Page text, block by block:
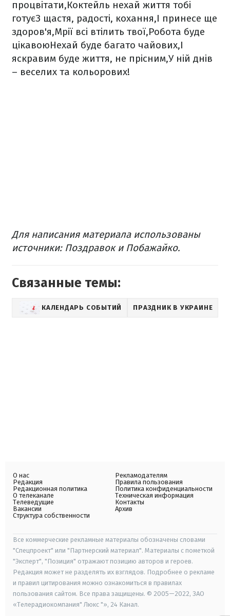
процвітати,Коктейль нехай життя тобі
готуєЗ щастя, радості, кохання,І принесе ще
здоров'я,Мрії всі втілить твої,Робота буде
цікавоюНехай буде багато чайових,І
яскравим буде життя, не прісним,У ній днів
– веселих та кольорових!
Для написания материала использованы
источники: Поздравок и Побажайко.
Связанные темы:
КАЛЕНДАРЬ СОБЫТИЙ ПРАЗДНИК В УКРАИНЕ
О нас
Редакция
Редакционная политика
О телеканале
Телеведущие
Вакансии
Структура собственности
Рекламодателям
Правила пользования
Политика конфиденциальности
Техническая информация
Контакты
Архив
Все коммерческие рекламные материалы обозначены словами
"Спецпроект" или "Партнерский материал". Материалы с пометкой
"Эксперт", "Позиция" отражают позицию авторов и героев.
Редакция может не разделять их взглядов. Подробнее о рекламе
и правил цитирования можно ознакомиться в правилах
пользования сайтом. Все права защищены. © 2005—2022, ЗАО
«Телерадиокомпания" Люкс "», 24 Канал.